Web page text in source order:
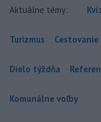
Aktuálne témy:
Turizmus Cestovanie
Dielo týždňa
Komunálne voľby